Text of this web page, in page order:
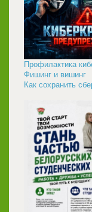
Проводимые
учебных
Обобщение
Профилактика
Фишинг и вишинг
Как сохранить